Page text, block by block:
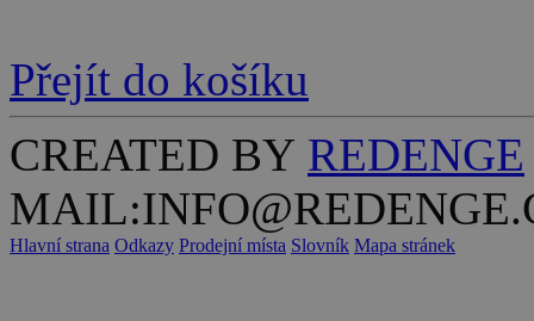
Přejít do košíku
CREATED BY REDENGE
Hlavní strana Odkazy Prodejní místa Slovník Mapa stránek